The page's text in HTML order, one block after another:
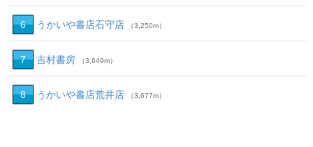
6 うかいや書店石守店 （3,250m）
7 吉村書房 （3,649m）
8 うかいや書店荒井店 （3,677m）